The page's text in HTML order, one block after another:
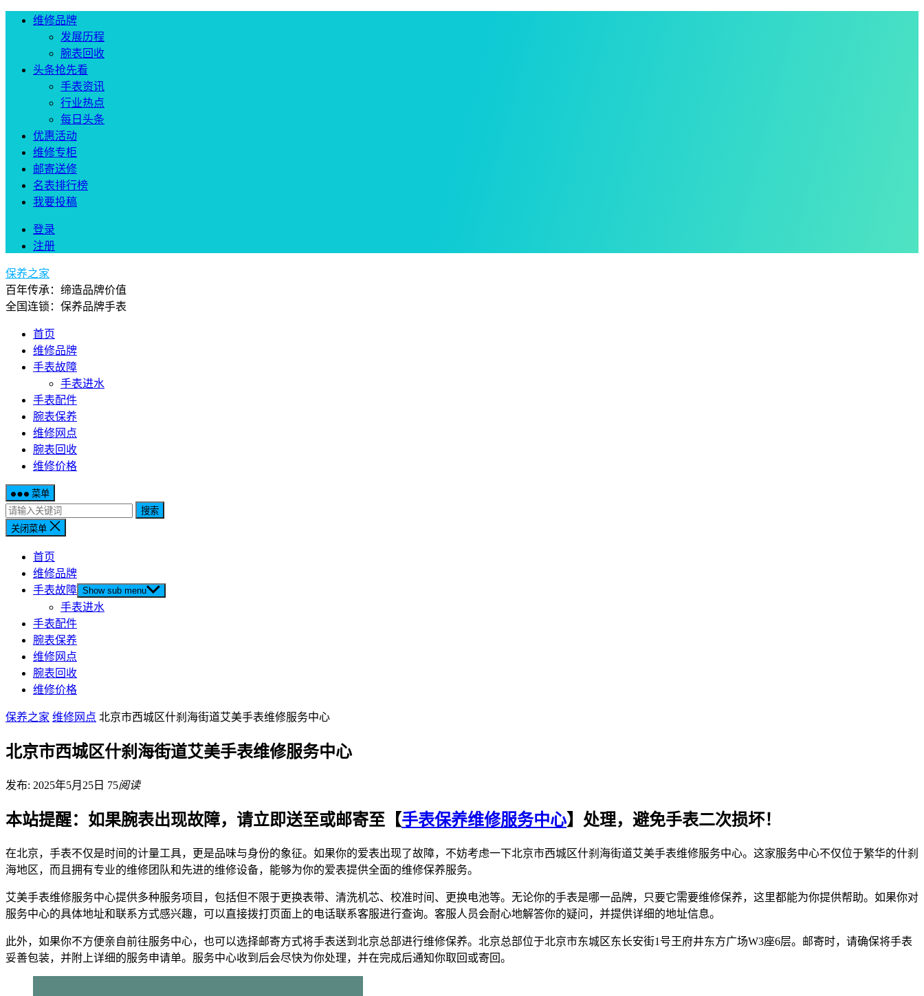
维修品牌
发展历程
腕表回收
头条抢先看
手表资讯
行业热点
每日头条
优惠活动
维修专柜
邮寄送修
名表排行榜
我要投稿
登录
注册
保养之家
百年传承：缔造品牌价值
全国连锁：保养品牌手表
首页
维修品牌
手表故障
手表进水
手表配件
腕表保养
维修网点
腕表回收
维修价格
菜单
搜索
关闭菜单
首页
维修品牌
手表故障 Show sub menu
手表进水
手表配件
腕表保养
维修网点
腕表回收
维修价格
保养之家 维修网点 北京市西城区什刹海街道艾美手表维修服务中心
北京市西城区什刹海街道艾美手表维修服务中心
发布: 2025年5月25日 75阅读
本站提醒：如果腕表出现故障，请立即送至或邮寄至【手表保养维修服务中心】处理，避免手表二次损坏！
在北京，手表不仅是时间的计量工具，更是品味与身份的象征。如果你的爱表出现了故障，不妨考虑一下北京市西城区什刹海街道艾美手表维修服务中心。这家服务中心不仅位于繁华的什刹
海地区，而且拥有专业的维修团队和先进的维修设备，能够为你的爱表提供全面的维修保养服务。
艾美手表维修服务中心提供多种服务项目，包括但不限于更换表带、清洗机芯、校准时间、更换电池等。无论你的手表是哪一品牌，只要它需要维修保养，这里都能为你提供帮助。如果你对
服务中心的具体地址和联系方式感兴趣，可以直接拨打页面上的电话联系客服进行查询。客服人员会耐心地解答你的疑问，并提供详细的地址信息。
此外，如果你不方便亲自前往服务中心，也可以选择邮寄方式将手表送到北京总部进行维修保养。北京总部位于北京市东城区东长安街1号王府井东方广场W3座6层。邮寄时，请确保将手表
妥善包装，并附上详细的服务申请单。服务中心收到后会尽快为你处理，并在完成后通知你取回或寄回。